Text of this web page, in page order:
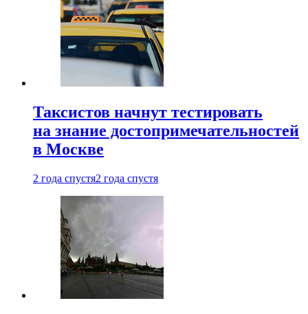
Таксистов начнут тестировать
на знание достопримечательностей
в Москве
2 года спустя2 года спустя